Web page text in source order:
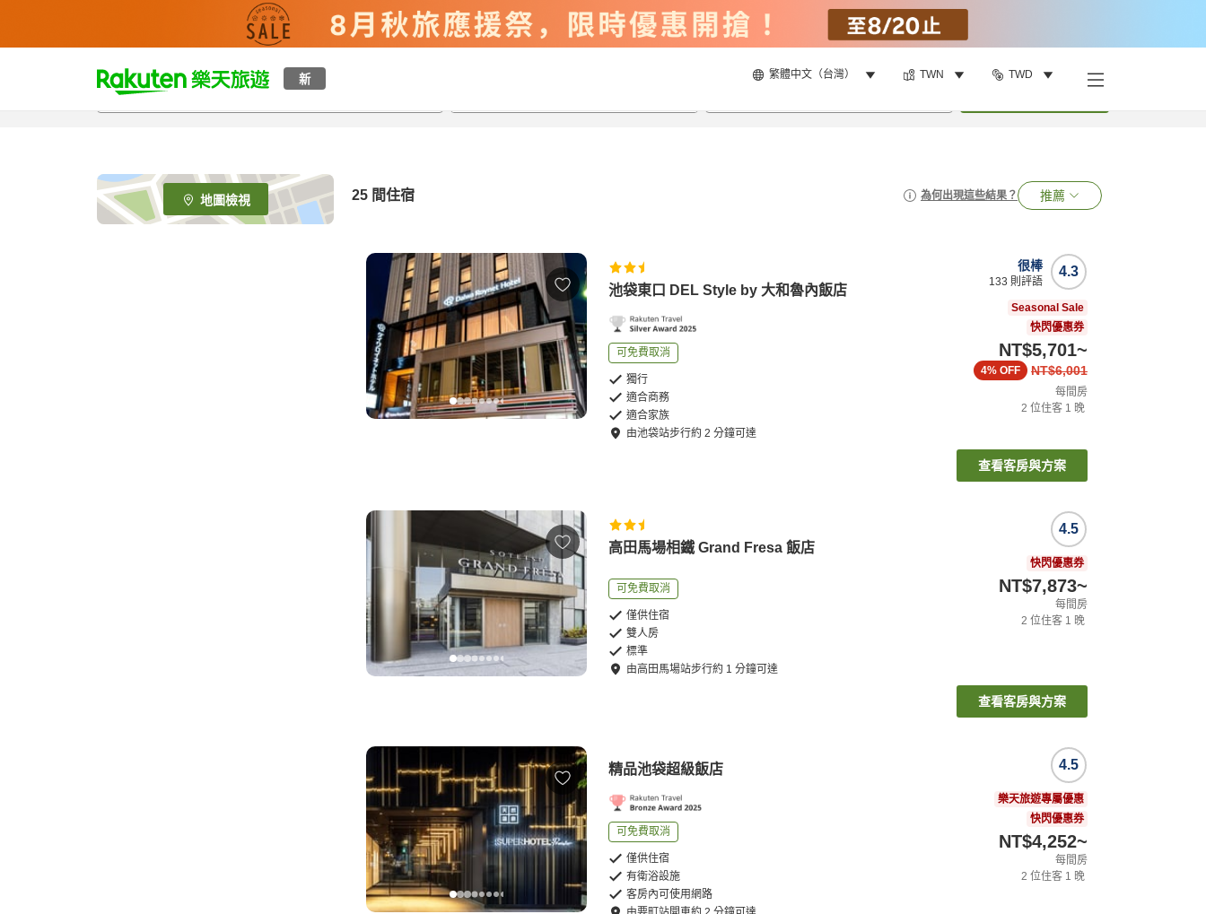
新 繁體中文（台灣） TWN TWD
t
p
e
_
s
地圖檢視 25 間住宿 為何出現這些結果？ 推薦
池袋東口 DEL Style by 大和魯內飯店
可免費取消
獨行
適合商務
適合家族
由池袋站步行約2 分鐘可達
4.3
很棒
133 則評語
Seasonal Sale
快閃優惠券
NT$5,701~
NT$6,001
4% OFF
每間房
2 位住客 1 晚
查看客房與方案
高田馬場相鐵 Grand Fresa 飯店
可免費取消
僅供住宿
雙人房
標準
由高田馬場站步行約 1 分鐘可達
4.5
快閃優惠券
NT$7,873~
每間房
2 位住客 1 晚
查看客房與方案
精品池袋超級飯店
可免費取消
僅供住宿
有衛浴設施
客房內可使用網路
4.5
樂天旅遊專屬優惠
快閃優惠券
NT$4,252~
每間房
2 位住客 1 晚